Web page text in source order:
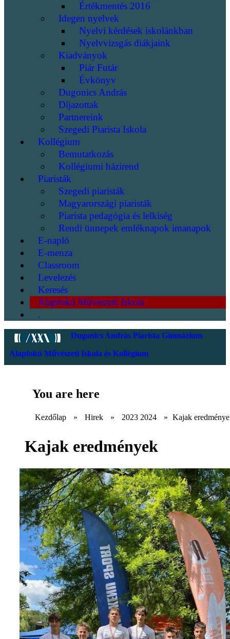
Értékmentés 2016
Idegen nyelvek
Nyelvi kérdések iskolánkban
Nyelvvizsgás diákjaink
Kiadványok
Piár Futár
Évkönyv
Dugonics András
Díjazottak
Partnereink
Szegedi Piarista Iskola
Kollégium
Bemutatkozás
Kollégiumi házirend
Piaristák
Szegedi piaristák
Magyarországi piaristák
Piarista pedagógia és lelkiség
Rendi ünnepek emléknapok imanapok
E-napló
E-menza
Classroom
Levelezés
Keresés
Alapfokú Művészeti Iskola
.
Dugonics András Piarista Gimnázium
Alapfokú Művészeti Iskola és Kollégium
You are here
Kezdőlap » Hirek » 2023 2024 » Kajak
Kajak eredmények